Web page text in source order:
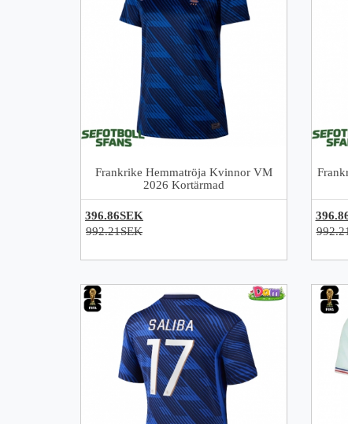
Frankrike Hemmatröja Kvinnor VM
2026 Kortärmad
396.86SEK
992.21SEK